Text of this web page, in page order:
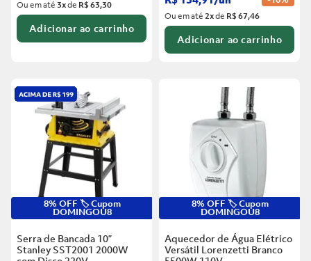
Ou em até3xde R$ 63,30
Adicionar ao carrinho
Ou em até2xde R$ 67,46
Adicionar ao carrinho
8% OFF 🏷️ Cupom
DOMINGOU8
Serra de Bancada 10”
Stanley SST2001 2000W
8% OFF 🏷️ Cupom
DOMINGOU8
Aquecedor de Água Elétrico
Versátil Lorenzetti Branco